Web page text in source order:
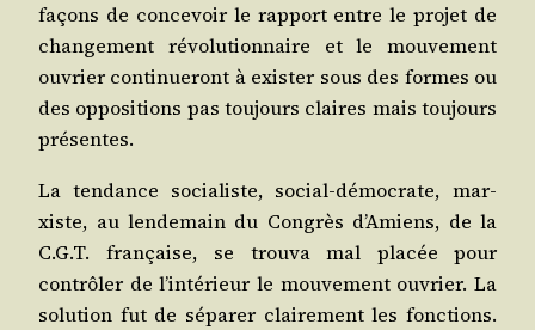
façons de conce­voir le rap­port entre le pro­jet de
chan­ge­ment révo­lu­tion­naire et le mou­ve­ment
ouvrier conti­nue­ront à exis­ter sous des formes ou
des oppo­si­tions pas tou­jours claires mais tou­jours
présentes.
La ten­dance socia­liste, social-démo­crate, mar­
xiste, au len­de­main du Congrès d’A­miens, de la
C.G.T. fran­çaise, se trou­va mal pla­cée pour
contrô­ler de l’in­té­rieur le mou­ve­ment ouvrier. La
solu­tion fut de sépa­rer clai­re­ment les fonc­tions.